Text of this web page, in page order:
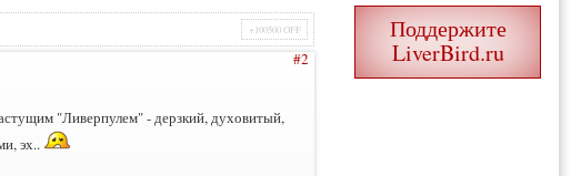
+100500 OFF
#2
"Ливерпулем" - дерзкий, духовитый,
эх..
Поддержите
LiverBird.ru